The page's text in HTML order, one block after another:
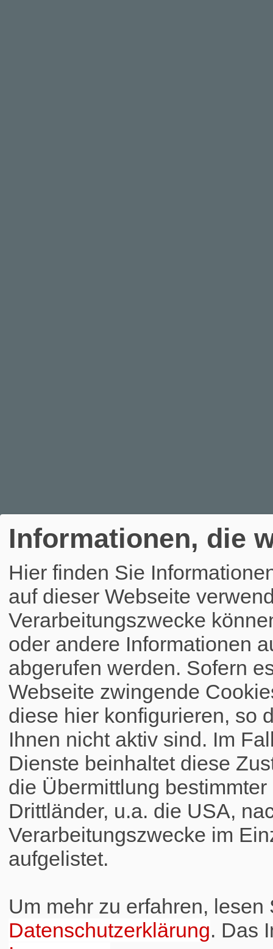
Informationen, die
Hier finden Sie
auf dieser Webseite
Verarbeitungszwecke
oder andere Informationen
abgerufen werden. Sofern
Webseite zwingende
diese hier konfigurieren, so
Ihnen nicht aktiv sind. Im
Dienste beinhaltet diese
die Übermittlung
Drittländer, u.a. die USA,
Verarbeitungszwecke im
aufgelistet.
Um mehr zu erfahren, lesen
Datenschutzerklärung. Das